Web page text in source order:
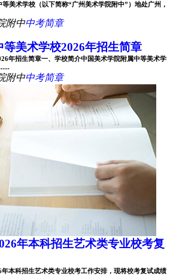
美术学校（以下简称“广州美术学院附中”）地处广州，
附中中考简章
美术学校2026年招生简章
年招生简章一、学校简介中国美术学院附属中等美术学
附中中考简章
年本科招生艺术类专业校考复
本科招生艺术类专业校考工作安排，现将校考复试成绩